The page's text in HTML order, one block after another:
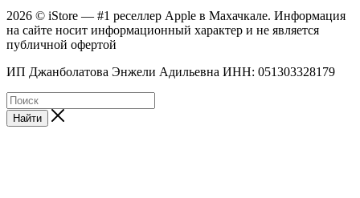
2026 © iStore — #1 реселлер Apple в Махачкале. Информация
на сайте носит информационный характер и не является
публичной офертой
ИП Джанболатова Энжели Адильевна ИНН: 051303328179
Найти